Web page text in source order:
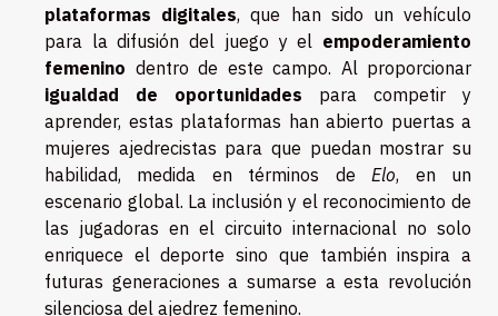
plataformas digitales, que han sido un vehículo
para la difusión del juego y el empoderamiento
femenino dentro de este campo. Al proporcionar
igualdad de oportunidades para competir y
aprender, estas plataformas han abierto puertas a
mujeres ajedrecistas para que puedan mostrar su
habilidad, medida en términos deElo, en un
escenario global. La inclusión y el reconocimiento de
las jugadoras en el circuito internacional no solo
enriquece el deporte sino que también inspira a
futuras generaciones a sumarse a esta revolución
silenciosa del ajedrez femenino.